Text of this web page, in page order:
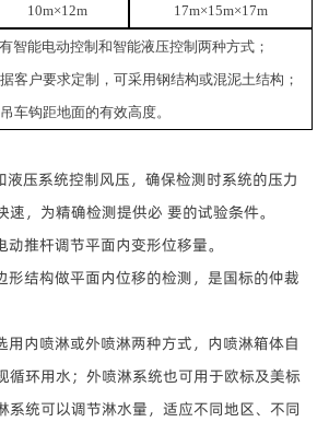
10m×12m 17m×15m×17m
智能电动控制和智能液压控制两种方式；
客户要求定制，可采用钢结构或混泥土结构；
车钩距地面的有效高度。
压系统控制风压，确保检测时系统的压力
速，为精确检测提供必 要的试验条件。
推杆调节平面内变形位移量。
结构做平面内位移的检测，是国标的仲裁
内喷淋或外喷淋两种方式，内喷淋箱体自
循环用水；外喷淋系统也可用于欧标及美标
系统可以调节淋水量，适应不同地区、不同